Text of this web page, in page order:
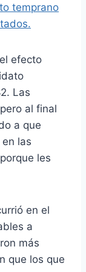
temprano
efecto
Las
al final
a que
las
les
en el
a
más
que los que